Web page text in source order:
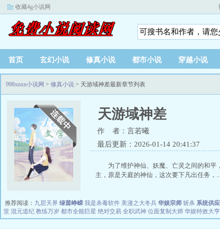
收藏4g小说网
首页 玄幻小说 修真小说 都市小说 穿越小说
998xnxn小说网 > 修真小说 > 天游域神差最新章节列表
天游域神差
作 者：言若曦
最后更新：2026-01-14 20:41:37
为了维护神仙、妖魔、亡灵之间的和
主，原是天庭的神仙，这次要下凡出任务，
推荐阅读： 九层天界 绿茵峥嵘 我是杀毒软件 美漫之大冬兵 华娱宗师 斩杀 系统供
堂 混元道纪 教练万岁 都市全能巨星 绝对交易 全职武神 位面复制大师 华娱特效大亨